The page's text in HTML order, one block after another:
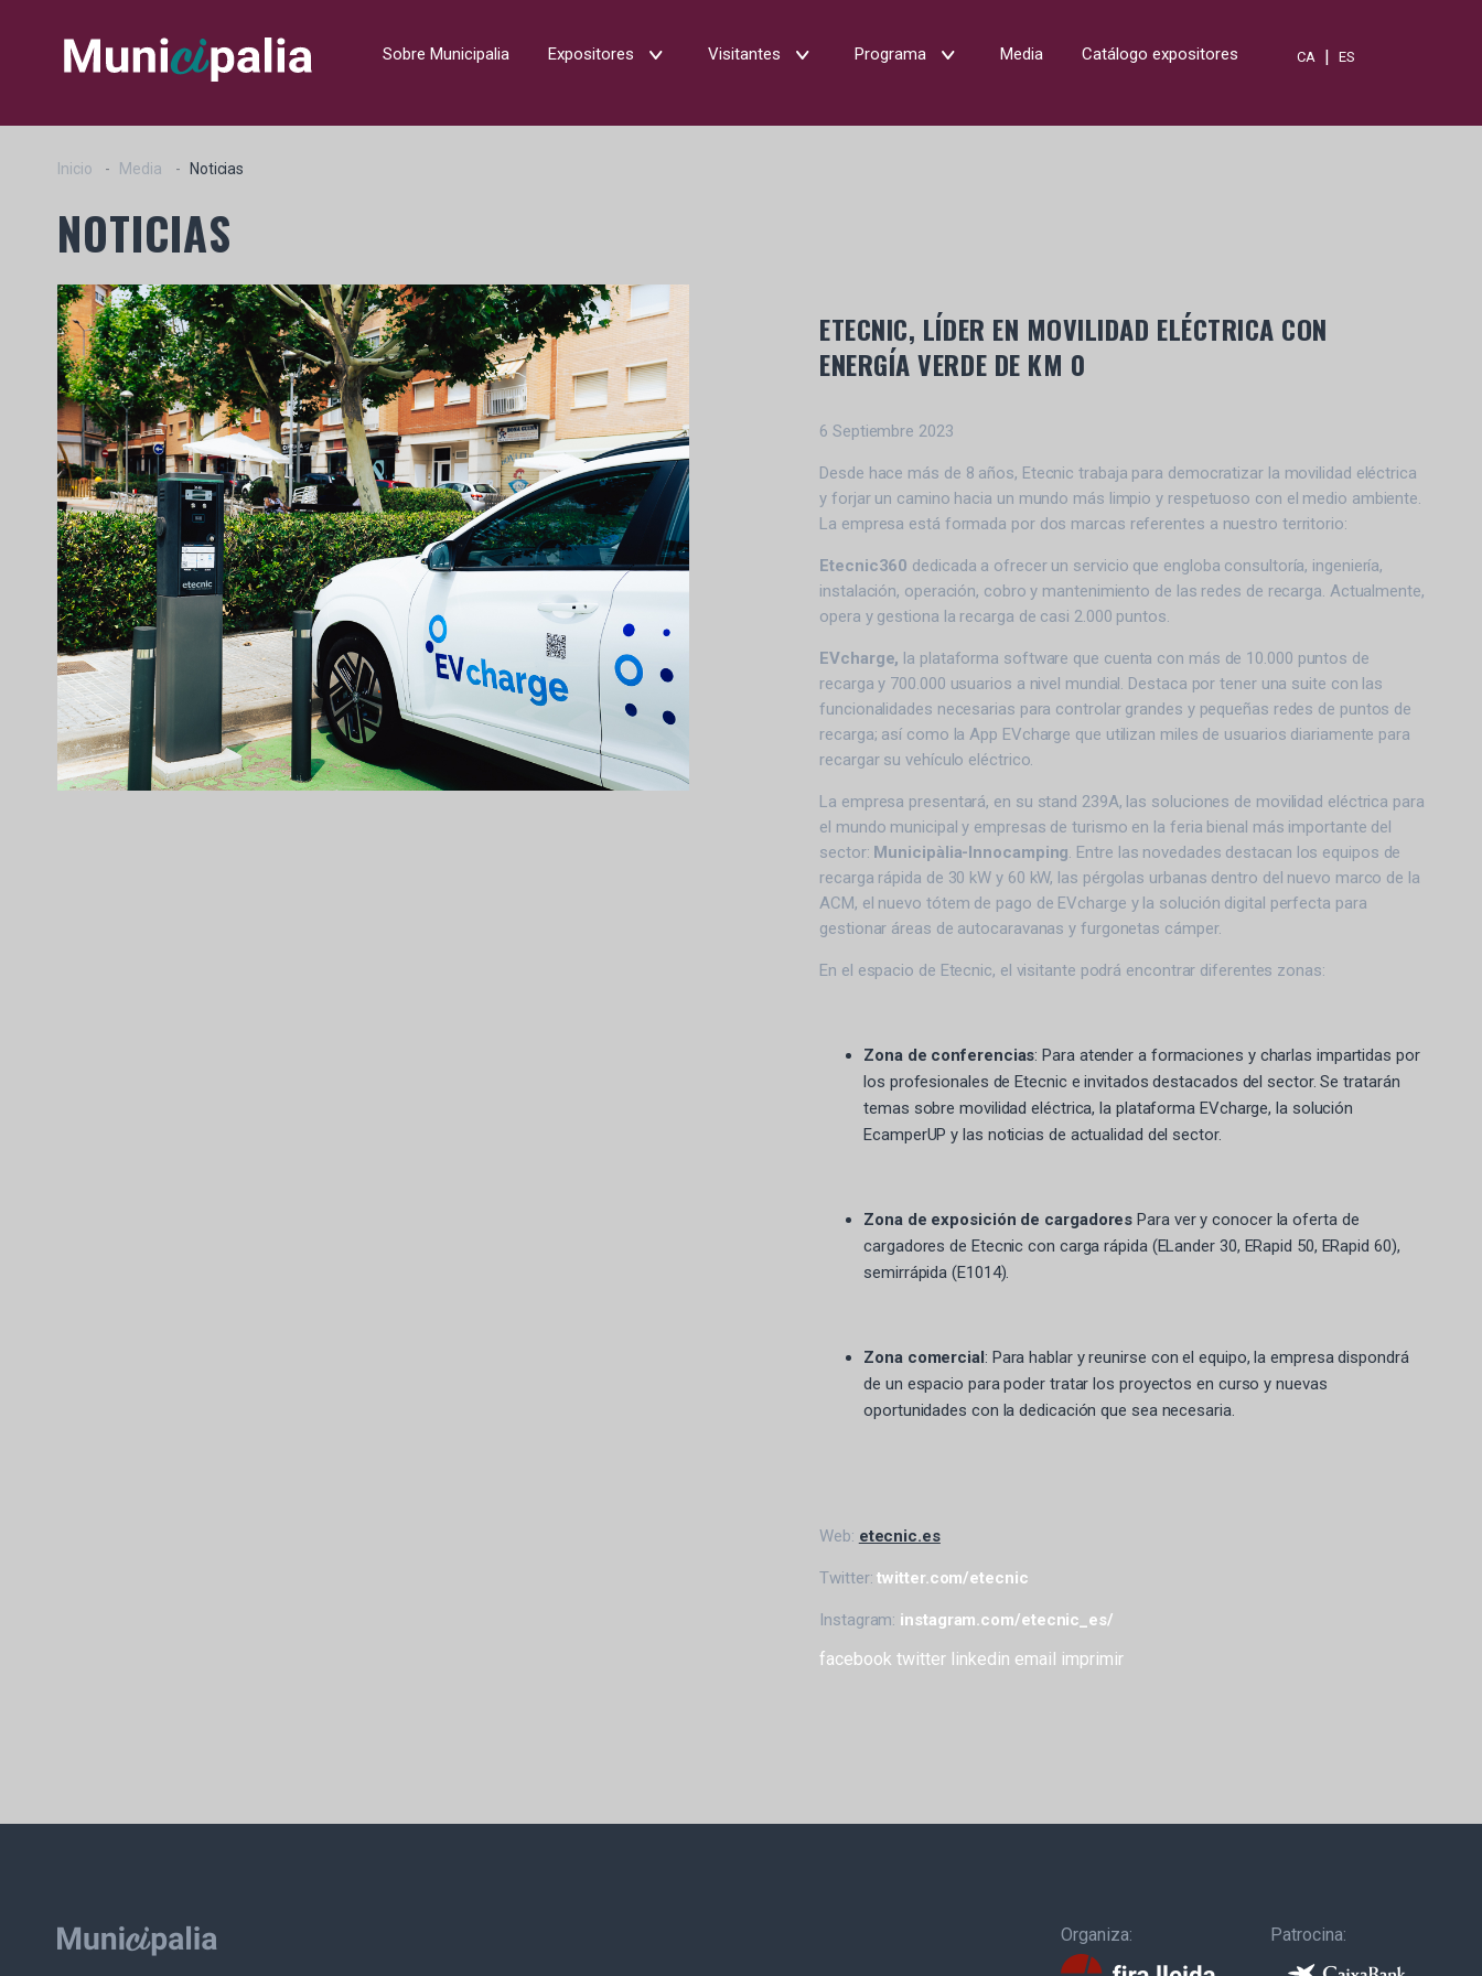
Sobre Municipalia Expositores Visitantes Programa Media Catálogo expositores CA |ES
Inicio Media Noticias
NOTICIAS
ETECNIC, LÍDER EN MOVILIDAD ELÉCTRICA CON
ENERGÍA VERDE DE KM 0
6 Septiembre 2023
Desde hace más de 8 años, Etecnic trabaja para democratizar la movilidad eléctrica
y forjar un camino hacia un mundo más limpio y respetuoso con el medio ambiente.
La empresa está formada por dos marcas referentes a nuestro territorio:
Etecnic360 dedicada a ofrecer un servicio que engloba consultoría, ingeniería,
instalación, operación, cobro y mantenimiento de las redes de recarga. Actualmente,
opera y gestiona la recarga de casi 2.000 puntos.
EVcharge, la plataforma software que cuenta con más de 10.000 puntos de
recarga y 700.000 usuarios a nivel mundial. Destaca por tener una suite con las
funcionalidades necesarias para controlar grandes y pequeñas redes de puntos de
recarga; así como la App EVcharge que utilizan miles de usuarios diariamente para
recargar su vehículo eléctrico.
La empresa presentará, en su stand 239A, las soluciones de movilidad eléctrica para
el mundo municipal y empresas de turismo en la feria bienal más importante del
sector: Municipàlia-Innocamping. Entre las novedades destacan los equipos de
recarga rápida de 30 kW y 60 kW, las pérgolas urbanas dentro del nuevo marco de la
ACM, el nuevo tótem de pago de EVcharge y la solución digital perfecta para
gestionar áreas de autocaravanas y furgonetas cámper.
En el espacio de Etecnic, el visitante podrá encontrar diferentes zonas:
Zona de conferencias: Para atender a formaciones y charlas impartidas por
los profesionales de Etecnic e invitados destacados del sector. Se tratarán
temas sobre movilidad eléctrica, la plataforma EVcharge, la solución
EcamperUP y las noticias de actualidad del sector.
Zona de exposición de cargadoresPara ver y conocer la oferta de
cargadores de Etecnic con carga rápida (ELander 30, ERapid 50, ERapid 60),
semirrápida (E1014).
Zona comercial: Para hablar y reunirse con el equipo, la empresa dispondrá
de un espacio para poder tratar los proyectos en curso y nuevas
oportunidades con la dedicación que sea necesaria.
Web: etecnic.es
Twitter:twitter.com/etecnic
Instagram: instagram.com/etecnic_es/
facebook twitter linkedin email imprimir
Organiza: Patrocina: